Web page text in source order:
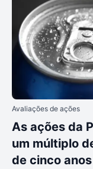
Avaliações de ações
As ações da
um múltiplo
de cinco